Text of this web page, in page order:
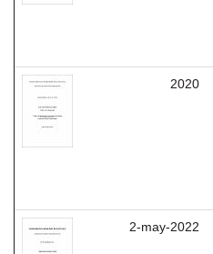
2020
2-may-2022